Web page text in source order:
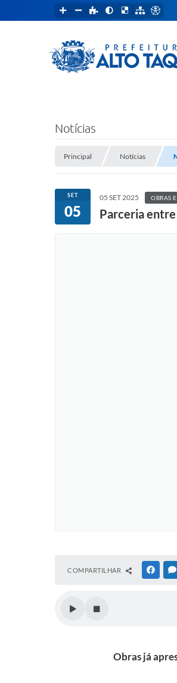
Notícias
Principal Notícias
SET
05
05 SET 2025 OBRAS
Parceria
COMPARTILHAR
Obras já